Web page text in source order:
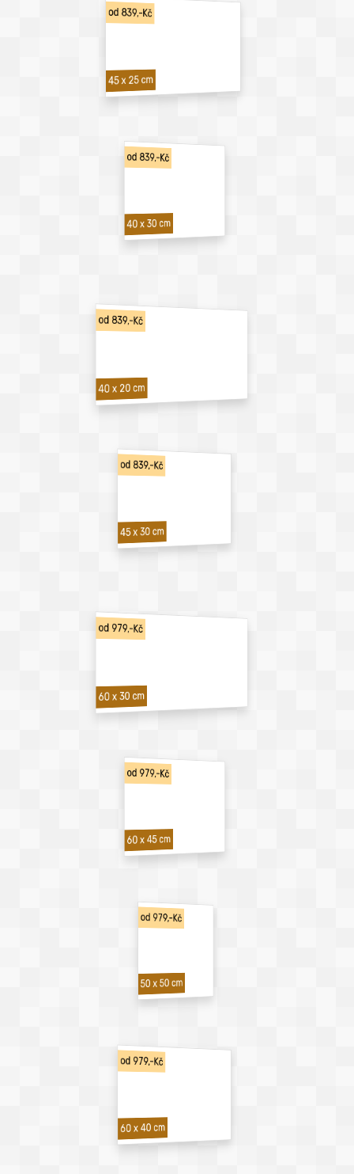
od 839,-Kč
45 x 25 cm
od 839,-Kč
40 x 30 cm
od 839,-Kč
40 x 20 cm
od 839,-Kč
45 x 30 cm
od 979,-Kč
60 x 30 cm
od 979,-Kč
60 x 45 cm
od 979,-Kč
50 x 50 cm
od 979,-Kč
60 x 40 cm